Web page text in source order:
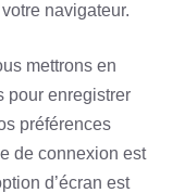
navigateur.
mettrons en
pour enregistrer
préférences
de connexion est
d’écran est